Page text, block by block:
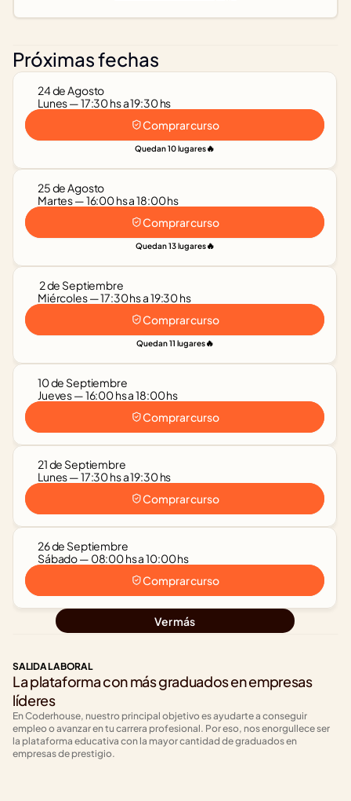
Próximas fechas
24 de Agosto
Lunes — 17:30 hs a 19:30 hs
Quedan 10 lugares🔥
Comprar curso
25 de Agosto
Martes — 16:00 hs a 18:00 hs
Quedan 13 lugares🔥
Comprar curso
2 de Septiembre
Miércoles — 17:30 hs a 19:30 hs
Quedan 11 lugares🔥
Comprar curso
10 de Septiembre
Jueves — 16:00 hs a 18:00 hs
Comprar curso
21 de Septiembre
Lunes — 17:30 hs a 19:30 hs
Comprar curso
26 de Septiembre
Sábado — 08:00 hs a 10:00 hs
Comprar curso
Ver más
SALIDA LABORAL
La plataforma con más graduados en empresas
líderes
En Coderhouse, nuestro principal objetivo es ayudarte a conseguir
empleo o avanzar en tu carrera profesional. Por eso, nos enorgullece ser
la plataforma educativa con la mayor cantidad de graduados en
empresas de prestigio.